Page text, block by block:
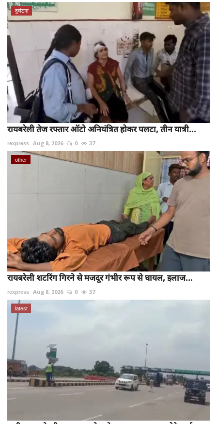
दुर्घटना
रायबरेली तेज रफ्तार ऑटो अनियंत्रित होकर पलटा, तीन यात्री...
rexpress Aug 8, 2026 0 37
other
रायबरेली शटरिंग गिरने से मजदूर गंभीर रूप से घायल, इलाज...
rexpress Aug 8, 2026 0 37
latest